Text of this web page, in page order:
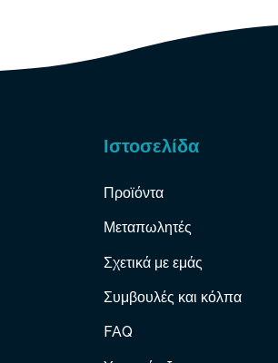
Ιστοσελίδα
Προϊόντα
Μεταπωλητές
Σχετικά με εμάς
Συμβουλές και κόλπα
FAQ